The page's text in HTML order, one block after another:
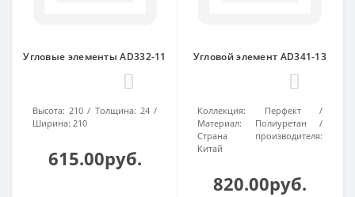
Угловые элементы AD332-11
Высота: 210 Толщина: 24
Ширина: 210
615.00руб.
Угловой элемент AD341-13
Коллекция:
Перфект
Материал:
Полиуретан
Страна производителя:
Китай
820.00руб.